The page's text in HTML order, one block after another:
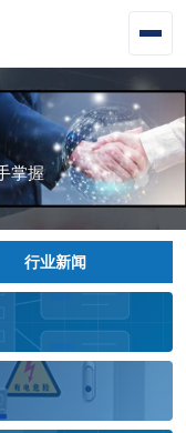
掌握
行业新闻